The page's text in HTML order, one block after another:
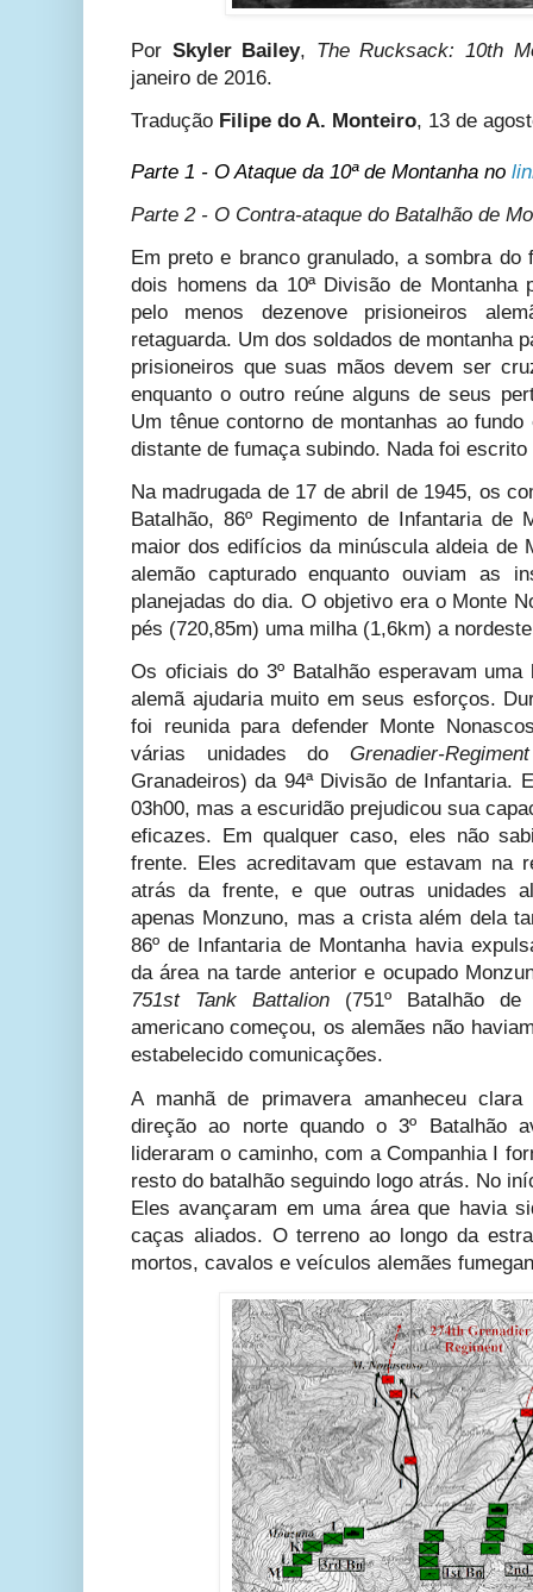
Por Skyler Bailey, The Rucksack: 10th
janeiro de 2016.
Tradução Filipe do A. Monteiro, 13 de
Parte 1 - O Ataque da 10ª de Montanha no
Parte 2 - O Contra-ataque do Batalhão de
Em preto e branco granulado, a sombra do
dois homens da 10ª Divisão de Montanha
pelo menos dezenove prisioneiros
retaguarda. Um dos soldados de montanha
prisioneiros que suas mãos devem ser
enquanto o outro reúne alguns de seus
Um tênue contorno de montanhas ao
distante de fumaça subindo. Nada foi
Na madrugada de 17 de abril de 1945, os
Batalhão, 86º Regimento de Infantaria de
maior dos edifícios da minúscula aldeia de
alemão capturado enquanto ouviam as
planejadas do dia. O objetivo era o Monte
pés (720,85m) uma milha (1,6km) a
Os oficiais do 3º Batalhão esperavam
alemã ajudaria muito em seus esforços.
foi reunida para defender Monte
várias unidades doGrenadier-
Granadeiros) da 94ª Divisão de Infantaria.
03h00, mas a escuridão prejudicou sua
eficazes. Em qualquer caso, eles não
frente. Eles acreditavam que estavam na
atrás da frente, e que outras unidades
apenas Monzuno, mas a crista além dela
86º de Infantaria de Montanha havia
da área na tarde anterior e ocupado
751st Tank Battalion (751º Batalhão de
americano começou, os alemães não
estabelecido comunicações.
A manhã de primavera amanheceu
direção ao norte quando o 3º Batalhão
lideraram o caminho, com a Companhia I
resto do batalhão seguindo logo atrás. No
Eles avançaram em uma área que havia
caças aliados. O terreno ao longo da
mortos, cavalos e veículos alemães